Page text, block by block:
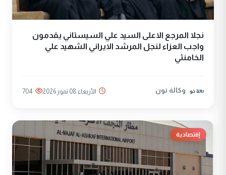
نجلا المرجع الاعلى السيد علي السيستاني يقدمون
واجب العزاء لنجل المرشد الايراني الشهيد علي
الخامنئي
وكالة نون الأربعاء 08 تموز 2026 704
إقتصادية